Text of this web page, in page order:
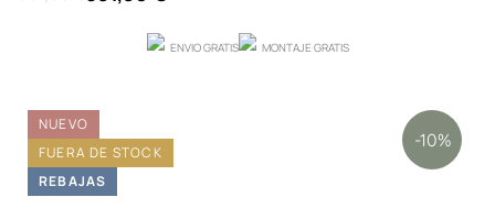
ENVIO GRATIS MONTAJE GRATIS
NUEVO
-10%
FUERA DE STOCK
REBAJAS